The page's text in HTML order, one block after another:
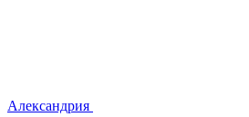
Александрия